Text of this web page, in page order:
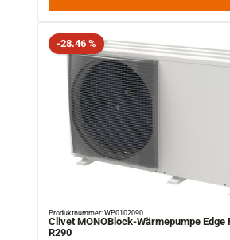
Rabatt
-28.46 %
Produktnummer: WP0102090
Clivet MONOBlock-Wärmepumpe Edge
R290